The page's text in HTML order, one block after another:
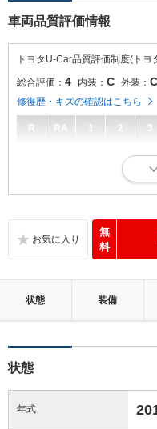
車両品質評価情報
トヨタU-Car品質評価制度(トヨ
総合評価： 4 内装： C 外装： C
修復歴・キズの確認はこちら
R RA 1 2 3
キズ、へこみが少なく、全体
標準的に使用されていて、気
無
料
状態 装備
状態
年式